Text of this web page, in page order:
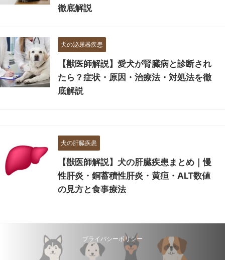
徹底解説
犬の泌尿器疾患
【獣医師解説】愛犬が腎臓病と診断され
たら？症状・原因・治療法・対処法を徹
底解説
犬の肝臓疾患
【獣医師解説】犬の肝臓疾患まとめ｜慢
性肝炎・銅蓄積性肝炎・黄疸・ALT数値
の見方と食事療法
プライバシーポリシー